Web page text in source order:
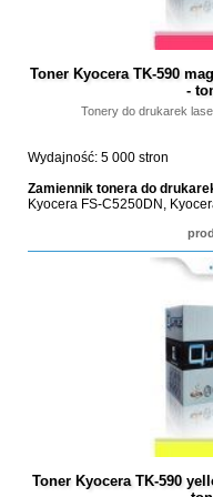
Toner Kyocera TK-590
-
Tonery do drukarek
Wydajność: 5 000 stron
Zamiennik tonera do
Kyocera FS-C5250DN,
Toner Kyocera TK-590